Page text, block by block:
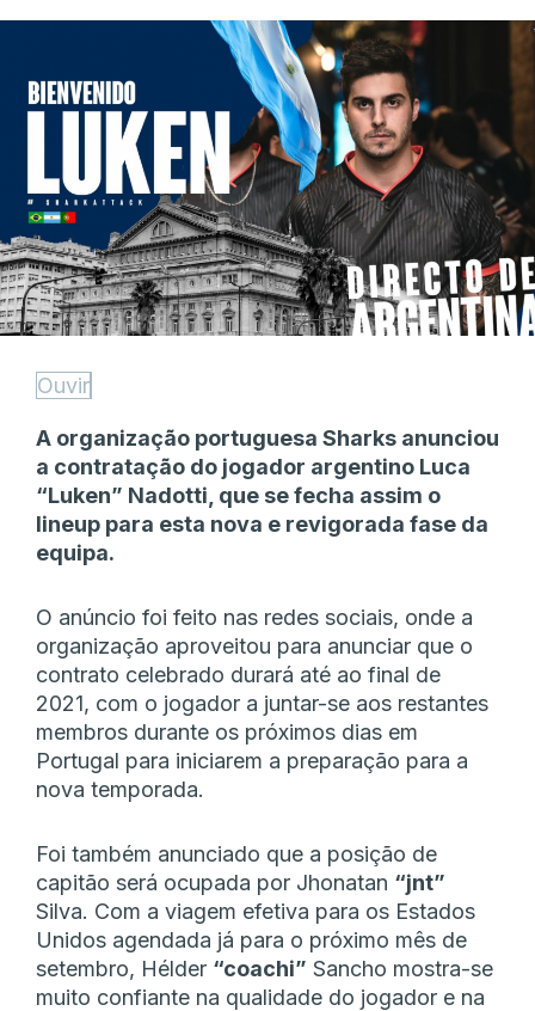
Ouvir
A organização portuguesa Sharks anunciou
a contratação do jogador argentino Luca
“Luken” Nadotti, que se fecha assim o
lineup para esta nova e revigorada fase da
equipa.
O anúncio foi feito nas redes sociais, onde a
organização aproveitou para anunciar que o
contrato celebrado durará até ao final de
2021, com o jogador a juntar-se aos restantes
membros durante os próximos dias em
Portugal para iniciarem a preparação para a
nova temporada.
Foi também anunciado que a posição de
capitão será ocupada por Jhonatan “jnt”
Silva. Com a viagem efetiva para os Estados
Unidos agendada já para o próximo mês de
setembro, Hélder “coachi” Sancho mostra-se
muito confiante na qualidade do jogador e na